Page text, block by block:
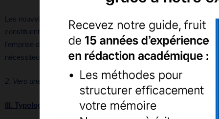
Les nouvelles combinaisons, permutations et jeux de reprise
constituent donc l’espace de liberté de l’auteur, détaché de
l’emprise d’une écriture de prime abord, impérieuse,
nécessiteuse, automatique.
2. Vers une sémiologie textuelle :
III. Typologies et fonctions de la rature :